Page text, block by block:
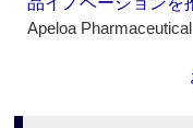
Apeloa Pharmaceutical